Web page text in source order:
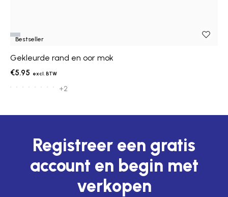
Bestseller
Gekleurde rand en oor mok
€5.95
+2
Registreer een gratis
account en begin met
verkopen